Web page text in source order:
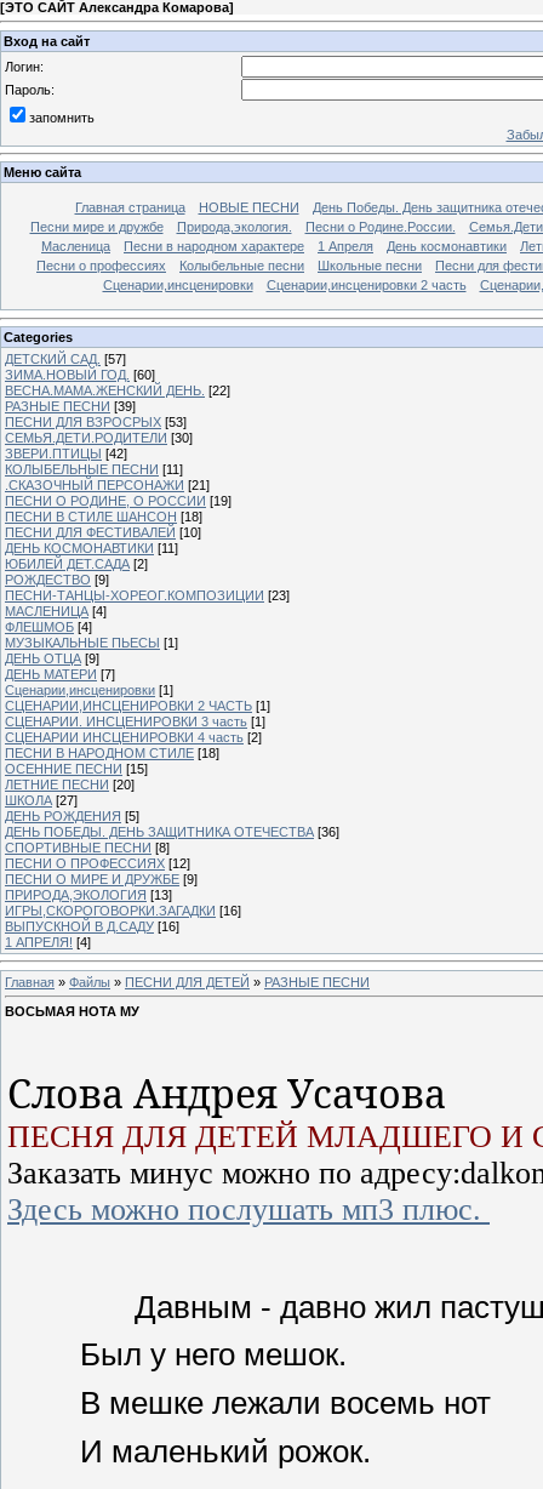
[ЭТО САЙТ Александра Комарова]
Вход на сайт
Логин:
Пароль:
запомнить
Меню сайта
Главная страница НОВЫЕ ПЕСНИ
День Победы. День защитника
Песни мире и дружбе
Природа,экология. Песни о Родине.России.
Масленица
Песни в народном характере 1 Апреля День космонавтики
Песни о профессиях
Колыбельные песни Школьные песни
Песни для
Сценарии,инсценировки
Сценарии,инсценировки 2 часть
Categories
ДЕТСКИЙ САД. [57]
ЗИМА.НОВЫЙ ГОД. [60]
ВЕСНА.МАМА.ЖЕНСКИЙ ДЕНЬ. [22]
РАЗНЫЕ ПЕСНИ [39]
ПЕСНИ ДЛЯ ВЗРОСРЫХ [53]
СЕМЬЯ.ДЕТИ.РОДИТЕЛИ [30]
ЗВЕРИ.ПТИЦЫ [42]
КОЛЫБЕЛЬНЫЕ ПЕСНИ [11]
.СКАЗОЧНЫЙ ПЕРСОНАЖИ [21]
ПЕСНИ О РОДИНЕ, О РОССИИ [19]
ПЕСНИ В СТИЛЕ ШАНСОН [18]
ПЕСНИ ДЛЯ ФЕСТИВАЛЕЙ [10]
ДЕНЬ КОСМОНАВТИКИ [11]
ЮБИЛЕЙ ДЕТ.САДА [2]
РОЖДЕСТВО [9]
ПЕСНИ-ТАНЦЫ-ХОРЕОГ.КОМПОЗИЦИИ [23]
МАСЛЕНИЦА [4]
ФЛЕШМОБ [4]
МУЗЫКАЛЬНЫЕ ПЬЕСЫ [1]
ДЕНЬ ОТЦА [9]
ДЕНЬ МАТЕРИ [7]
Сценарии,инсценировки [1]
СЦЕНАРИИ,ИНСЦЕНИРОВКИ 2 ЧАСТЬ [1]
СЦЕНАРИИ. ИНСЦЕНИРОВКИ 3 часть [1]
СЦЕНАРИИ ИНСЦЕНИРОВКИ 4 часть [2]
ПЕСНИ В НАРОДНОМ СТИЛЕ [18]
ОСЕННИЕ ПЕСНИ [15]
ЛЕТНИЕ ПЕСНИ [20]
ШКОЛА [27]
ДЕНЬ РОЖДЕНИЯ [5]
ДЕНЬ ПОБЕДЫ. ДЕНЬ ЗАЩИТНИКА ОТЕЧЕСТВА [36]
СПОРТИВНЫЕ ПЕСНИ [8]
ПЕСНИ О ПРОФЕССИЯХ [12]
ПЕСНИ О МИРЕ И ДРУЖБЕ [9]
ПРИРОДА,ЭКОЛОГИЯ [13]
ИГРЫ,СКОРОГОВОРКИ.ЗАГАДКИ [16]
ВЫПУСКНОЙ В Д.САДУ [16]
1 АПРЕЛЯ! [4]
Главная » Файлы » ПЕСНИ ДЛЯ ДЕТЕЙ » РАЗНЫЕ ПЕСНИ
ВОСЬМАЯ НОТА МУ
Слова Андрея Усачова
ПЕСНЯ ДЛЯ ДЕТЕЙ МЛАДШЕГО И
Заказать минус можно по
Здесь можно послушать мп3 плюс.
Давным - давно жил
Был у него мешок.
В мешке лежали восемь нот
И маленький рожок.